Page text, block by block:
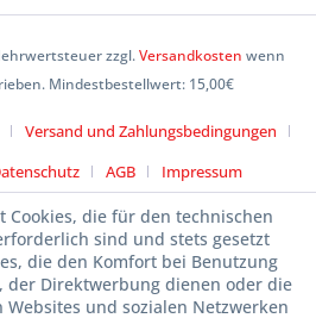
zzgl.Versandkosten wenn
Mindestbestellwert: 15,00€
Versand und Zahlungsbedingungen
AGB Impressum
Cookies, die für den technischen
sind und stets gesetzt
die den Komfort bei Benutzung
der Direktwerbung dienen oder die
und sozialen Netzwerken